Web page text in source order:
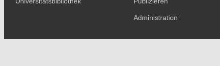
Administration